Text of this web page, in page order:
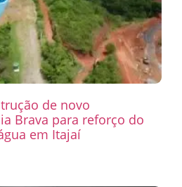
de novo
Brava para reforço do
em Itajaí